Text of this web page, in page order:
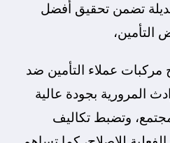
تضمن تحقيق أفضل
التأمين،
مركبات عملاء التأمين ضد
المرورية بجودة عالية
وتضبط تكاليف